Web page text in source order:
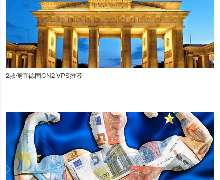
2款便宜德国CN2 VPS推荐